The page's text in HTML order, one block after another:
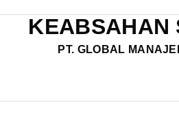
SUTRA
KEABSAHAN
PT. GLOBAL